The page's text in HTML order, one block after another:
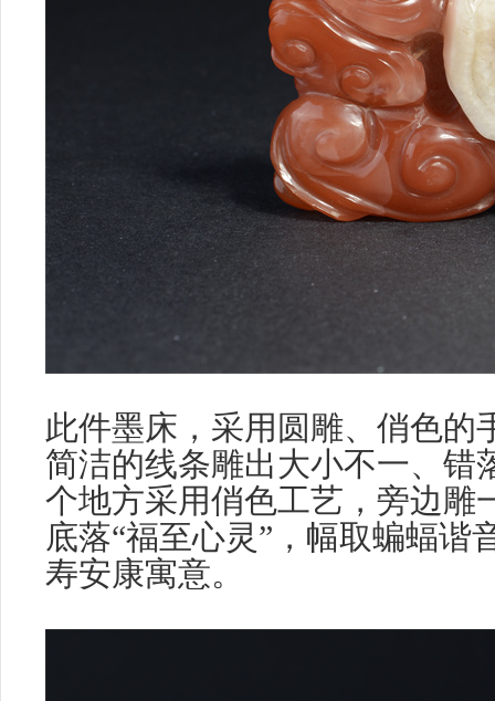
此件墨床，采用圆雕、俏色的
简洁的线条雕出大小不一、错
个地方采用俏色工艺，旁边雕
底落“福至心灵”，幅取蝙蝠谐
寿安康寓意。